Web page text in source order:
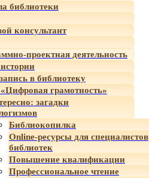
библиотеки
консультант
проектная деятельность
в библиотеку
грамотность»
загадки
Библиокопилка
Online-ресурсы для специалистов
библиотек
Повышение квалификации
Профессиональное чтение